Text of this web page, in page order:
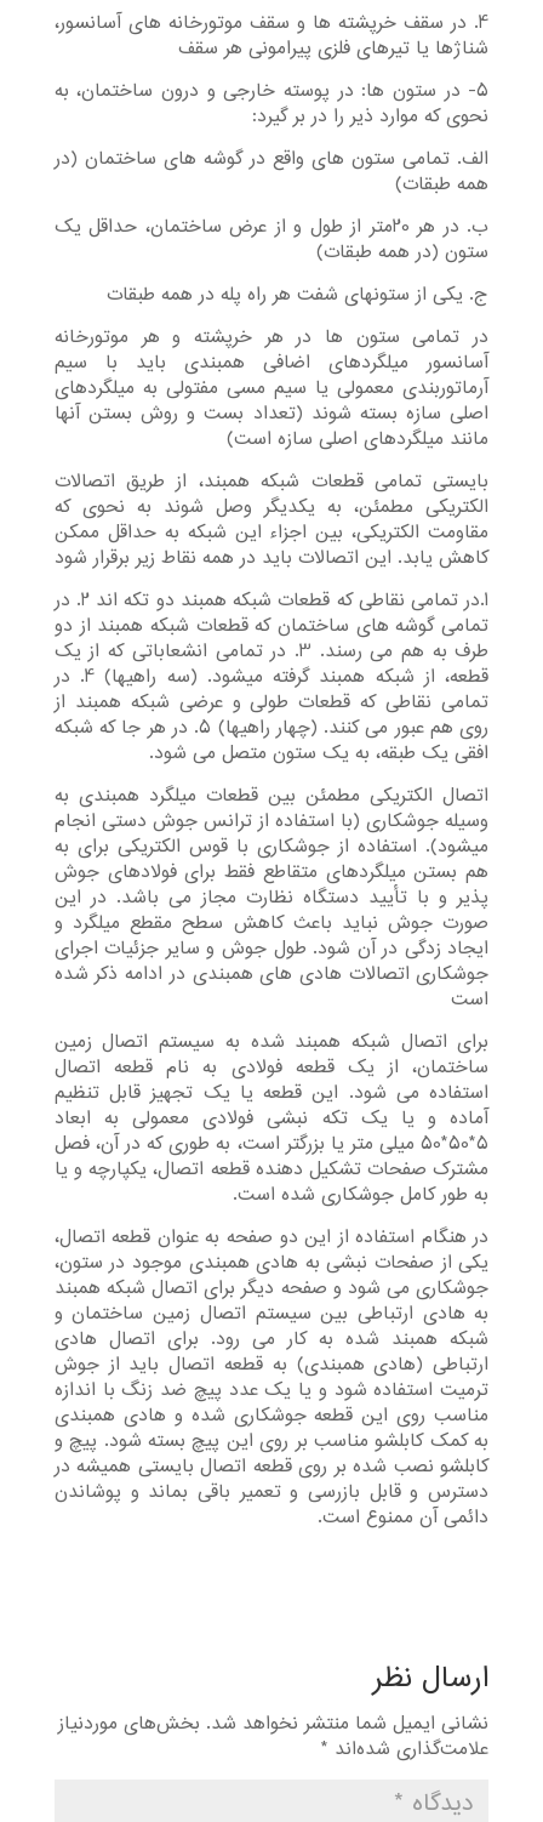
4. در سقف خرپشته ها و سقف موتورخانه های آسانسور،
شناژها یا تیرهای فلزی پیرامونی هر سقف
5- در ستون ها: در پوسته خارجی و درون ساختمان، به
نحوی که موارد ذیر را در بر گیرد:
الف. تمامی ستون های واقع در گوشه های ساختمان (در
همه طبقات)
ب. در هر 20متر از طول و از عرض ساختمان، حداقل یک
ستون (در همه طبقات)
ج. یکی از ستونهای شفت هر راه پله در همه طبقات
در تمامی ستون ها در هر خرپشته و هر موتورخانه
آسانسور میلگردهای اضافی همبندی باید با سیم
آرماتوربندی معمولی یا سیم مسی مفتولی به میلگردهای
اصلی سازه بسته شوند (تعداد بست و روش بستن آنها
مانند میلگردهای اصلی سازه است)
بایستی تمامی قطعات شبکه همبند، از طریق اتصالات
الکتریکی مطمئن، به یکدیگر وصل شوند به نحوی که
مقاومت الکتریکی، بین اجزاء این شبکه به حداقل ممکن
کاهش یابد. این اتصالات باید در همه نقاط زیر برقرار شود
1.در تمامی نقاطی که قطعات شبکه همبند دو تکه اند 2. در
تمامی گوشه های ساختمان که قطعات شبکه همبند از دو
طرف به هم می رسند. 3. در تمامی انشعاباتی که از یک
قطعه، از شبکه همبند گرفته میشود. (سه راهیها) 4. در
تمامی نقاطی که قطعات طولی و عرضی شبکه همبند از
روی هم عبور می کنند. (چهار راهیها) 5. در هر جا که شبکه
افقی یک طبقه، به یک ستون متصل می شود.
اتصال الکتریکی مطمئن بین قطعات میلگرد همبندی به
وسیله جوشکاری (با استفاده از ترانس جوش دستی انجام
میشود). استفاده از جوشکاری با قوس الکتریکی برای به
هم بستن میلگردهای متقاطع فقط برای فولادهای جوش
پذیر و با تأیید دستگاه نظارت مجاز می باشد. در این
صورت جوش نباید باعث کاهش سطح مقطع میلگرد و
ایجاد زدگی در آن شود. طول جوش و سایر جزئیات اجرای
جوشکاری اتصالات هادی های همبندی در ادامه ذکر شده
است
برای اتصال شبکه همبند شده به سیستم اتصال زمین
ساختمان، از یک قطعه فولادی به نام قطعه اتصال
استفاده می شود. این قطعه یا یک تجهیز قابل تنظیم
آماده و یا یک تکه نبشی فولادی معمولی به ابعاد
5*50*50 میلی متر یا بزرگتر است، به طوری که در آن، فصل
مشترک صفحات تشکیل دهنده قطعه اتصال، یکپارچه و یا
به طور کامل جوشکاری شده است.
در هنگام استفاده از این دو صفحه به عنوان قطعه اتصال،
یکی از صفحات نبشی به هادی همبندی موجود در ستون،
جوشکاری می شود و صفحه دیگر برای اتصال شبکه همبند
به هادی ارتباطی بین سیستم اتصال زمین ساختمان و
شبکه همبند شده به کار می رود. برای اتصال هادی
ارتباطی (هادی همبندی) به قطعه اتصال باید از جوش
ترمیت استفاده شود و یا یک عدد پیچ ضد زنگ با اندازه
مناسب روی این قطعه جوشکاری شده و هادی همبندی
به کمک کابلشو مناسب بر روی این پیچ بسته شود. پیچ و
کابلشو نصب شده بر روی قطعه اتصال بایستی همیشه در
دسترس و قابل بازرسی و تعمیر باقی بماند و پوشاندن
دائمی آن ممنوع است.
ارسال نظر
نشانی ایمیل شما منتشر نخواهد شد. بخش‌های موردنیاز
علامت‌گذاری شده‌اند *